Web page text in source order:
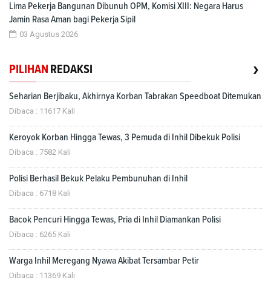
Lima Pekerja Bangunan Dibunuh OPM, Komisi XIII: Negara Harus
Jamin Rasa Aman bagi Pekerja Sipil
03 Agustus 2026
PILIHAN REDAKSI ›
Seharian Berjibaku, Akhirnya Korban Tabrakan Speedboat Ditemukan
Dibaca : 11617 Kali
Keroyok Korban Hingga Tewas, 3 Pemuda di Inhil Dibekuk Polisi
Dibaca : 7582 Kali
Polisi Berhasil Bekuk Pelaku Pembunuhan di Inhil
Dibaca : 6718 Kali
Bacok Pencuri Hingga Tewas, Pria di Inhil Diamankan Polisi
Dibaca : 6265 Kali
Warga Inhil Meregang Nyawa Akibat Tersambar Petir
Dibaca : 11369 Kali